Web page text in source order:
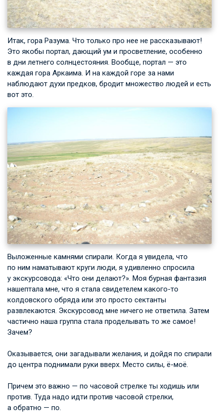
Итак, гора Разума. Что только про нее не рассказывают!
Это якобы портал, дающий ум и просветление, особенно
в дни летнего солнцестояния. Вообще, портал — это
каждая гора Аркаима. И на каждой горе за нами
наблюдают духи предков, бродит множество людей и есть
вот это.
Выложенные камнями спирали. Когда я увидела, что
по ним наматывают круги люди, я удивленно спросила
у экскурсовода: «Что они делают?». Моя бурная фантазия
нашептала мне, что я стала свидетелем какого-то
колдовского обряда или это просто сектанты
развлекаются. Экскурсовод мне ничего не ответила. Затем
частично наша группа стала проделывать то же самое!
Зачем?
Оказывается, они загадывали желания, и дойдя по спирали
до центра поднимали руки вверх. Место силы, ё-моё.
Причем это важно — по часовой стрелке ты ходишь или
против. Туда надо идти против часовой стрелки,
а обратно — по.